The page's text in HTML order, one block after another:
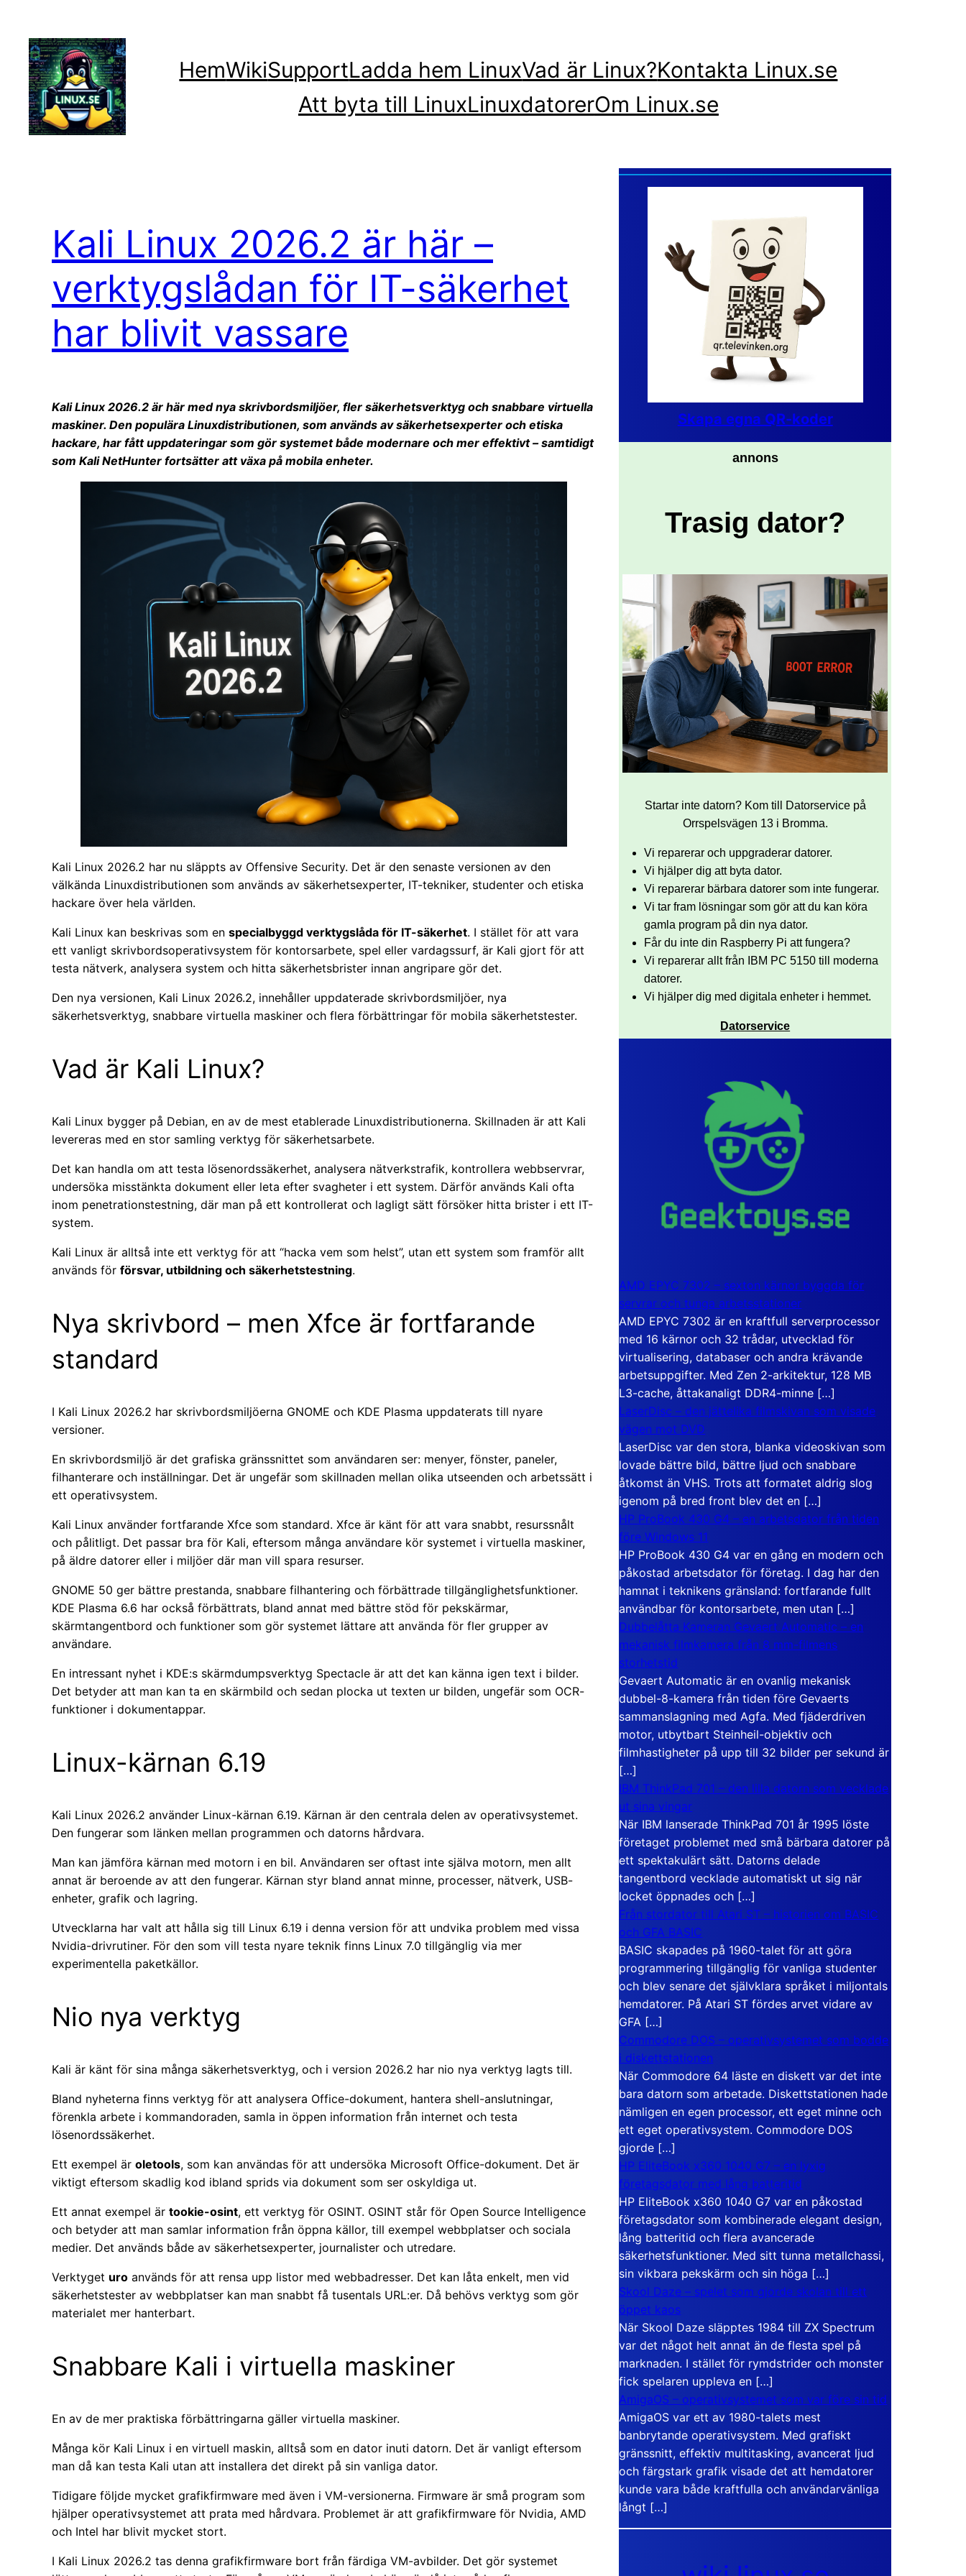
innehåll
HemWikiSupportLadda hem LinuxVad är Linux?Kontakta Linux.se
Att byta till LinuxLinuxdatorerOm Linux.se
Kali Linux 2026.2 är här –
verktygslådan för IT-säkerhet
har blivit vassare
Kali Linux 2026.2 är här med nya skrivbordsmiljöer, fler säkerhetsverktyg och snabbare virtuella
maskiner. Den populära Linuxdistributionen, som används av säkerhetsexperter och etiska
hackare, har fått uppdateringar som gör systemet både modernare och mer effektivt – samtidigt
som Kali NetHunter fortsätter att växa på mobila enheter.
Kali Linux 2026.2 har nu släppts av Offensive Security. Det är den senaste versionen av den
välkända Linuxdistributionen som används av säkerhetsexperter, IT-tekniker, studenter och etiska
hackare över hela världen.
Kali Linux kan beskrivas som en specialbyggd verktygslåda för IT-säkerhet. I stället för att vara
ett vanligt skrivbordsoperativsystem för kontorsarbete, spel eller vardagssurf, är Kali gjort för att
testa nätverk, analysera system och hitta säkerhetsbrister innan angripare gör det.
Den nya versionen, Kali Linux 2026.2, innehåller uppdaterade skrivbordsmiljöer, nya
säkerhetsverktyg, snabbare virtuella maskiner och flera förbättringar för mobila säkerhetstester.
Vad är Kali Linux?
Kali Linux bygger på Debian, en av de mest etablerade Linuxdistributionerna. Skillnaden är att Kali
levereras med en stor samling verktyg för säkerhetsarbete.
Det kan handla om att testa lösenordssäkerhet, analysera nätverkstrafik, kontrollera webbservrar,
undersöka misstänkta dokument eller leta efter svagheter i ett system. Därför används Kali ofta
inom penetrationstestning, där man på ett kontrollerat och lagligt sätt försöker hitta brister i ett IT-
system.
Kali Linux är alltså inte ett verktyg för att “hacka vem som helst”, utan ett system som framför allt
används för försvar, utbildning och säkerhetstestning.
Nya skrivbord – men Xfce är fortfarande
standard
I Kali Linux 2026.2 har skrivbordsmiljöerna GNOME och KDE Plasma uppdaterats till nyare
versioner.
En skrivbordsmiljö är det grafiska gränssnittet som användaren ser: menyer, fönster, paneler,
filhanterare och inställningar. Det är ungefär som skillnaden mellan olika utseenden och arbetssätt i
ett operativsystem.
Kali Linux använder fortfarande Xfce som standard. Xfce är känt för att vara snabbt, resurssnålt
och pålitligt. Det passar bra för Kali, eftersom många användare kör systemet i virtuella maskiner,
på äldre datorer eller i miljöer där man vill spara resurser.
GNOME 50 ger bättre prestanda, snabbare filhantering och förbättrade tillgänglighetsfunktioner.
KDE Plasma 6.6 har också förbättrats, bland annat med bättre stöd för pekskärmar,
skärmtangentbord och funktioner som gör systemet lättare att använda för fler grupper av
användare.
En intressant nyhet i KDE:s skärmdumpsverktyg Spectacle är att det kan känna igen text i bilder.
Det betyder att man kan ta en skärmbild och sedan plocka ut texten ur bilden, ungefär som OCR-
funktioner i dokumentappar.
Linux-kärnan 6.19
Kali Linux 2026.2 använder Linux-kärnan 6.19. Kärnan är den centrala delen av operativsystemet.
Den fungerar som länken mellan programmen och datorns hårdvara.
Man kan jämföra kärnan med motorn i en bil. Användaren ser oftast inte själva motorn, men allt
annat är beroende av att den fungerar. Kärnan styr bland annat minne, processer, nätverk, USB-
enheter, grafik och lagring.
Utvecklarna har valt att hålla sig till Linux 6.19 i denna version för att undvika problem med vissa
Nvidia-drivrutiner. För den som vill testa nyare teknik finns Linux 7.0 tillgänglig via mer
experimentella paketkällor.
Nio nya verktyg
Kali är känt för sina många säkerhetsverktyg, och i version 2026.2 har nio nya verktyg lagts till.
Bland nyheterna finns verktyg för att analysera Office-dokument, hantera shell-anslutningar,
förenkla arbete i kommandoraden, samla in öppen information från internet och testa
lösenordssäkerhet.
Ett exempel är oletools, som kan användas för att undersöka Microsoft Office-dokument. Det är
viktigt eftersom skadlig kod ibland sprids via dokument som ser oskyldiga ut.
Ett annat exempel är tookie-osint, ett verktyg för OSINT. OSINT står för Open Source Intelligence
och betyder att man samlar information från öppna källor, till exempel webbplatser och sociala
medier. Det används både av säkerhetsexperter, journalister och utredare.
Verktyget uro används för att rensa upp listor med webbadresser. Det kan låta enkelt, men vid
säkerhetstester av webbplatser kan man snabbt få tusentals URL:er. Då behövs verktyg som gör
materialet mer hanterbart.
Snabbare Kali i virtuella maskiner
En av de mer praktiska förbättringarna gäller virtuella maskiner.
Många kör Kali Linux i en virtuell maskin, alltså som en dator inuti datorn. Det är vanligt eftersom
man då kan testa Kali utan att installera det direkt på sin vanliga dator.
Tidigare följde mycket grafikfirmware med även i VM-versionerna. Firmware är små program som
hjälper operativsystemet att prata med hårdvara. Problemet är att grafikfirmware för Nvidia, AMD
och Intel har blivit mycket stort.
I Kali Linux 2026.2 tas denna grafikfirmware bort från färdiga VM-avbilder. Det gör systemet
Skapa egna QR-koder
annons
Trasig dator?
Startar inte datorn? Kom till Datorservice på
Orrspelsvägen 13 i Bromma.
Vi reparerar och uppgraderar datorer.
Vi hjälper dig att byta dator.
Vi reparerar bärbara datorer som inte fungerar.
Vi tar fram lösningar som gör att du kan köra
gamla program på din nya dator.
Får du inte din Raspberry Pi att fungera?
Vi reparerar allt från IBM PC 5150 till moderna
datorer.
Vi hjälper dig med digitala enheter i hemmet.
Datorservice
AMD EPYC 7302 – sexton kärnor byggda för
servrar och tunga arbetsstationer
AMD EPYC 7302 är en kraftfull serverprocessor
med 16 kärnor och 32 trådar, utvecklad för
virtualisering, databaser och andra krävande
arbetsuppgifter. Med Zen 2-arkitektur, 128 MB
L3-cache, åttakanaligt DDR4-minne […]
LaserDisc – den jättelika filmskivan som visade
vägen mot DVD
LaserDisc var den stora, blanka videoskivan som
lovade bättre bild, bättre ljud och snabbare
åtkomst än VHS. Trots att formatet aldrig slog
igenom på bred front blev det en […]
HP ProBook 430 G4 – en arbetsdator från tiden
före Windows 11
HP ProBook 430 G4 var en gång en modern och
påkostad arbetsdator för företag. I dag har den
hamnat i teknikens gränsland: fortfarande fullt
användbar för kontorsarbete, men utan […]
Dubbelåtta Kameran Gevaert Automatic – en
mekanisk filmkamera från 8 mm-filmens
storhetstid
Gevaert Automatic är en ovanlig mekanisk
dubbel-8-kamera från tiden före Gevaerts
sammanslagning med Agfa. Med fjäderdriven
motor, utbytbart Steinheil-objektiv och
filmhastigheter på upp till 32 bilder per sekund är
[…]
IBM ThinkPad 701 – den lilla datorn som vecklade
ut sina vingar
När IBM lanserade ThinkPad 701 år 1995 löste
företaget problemet med små bärbara datorer på
ett spektakulärt sätt. Datorns delade
tangentbord vecklade automatiskt ut sig när
locket öppnades och […]
Från stordator till Atari ST – historien om BASIC
och GFA BASIC
BASIC skapades på 1960-talet för att göra
programmering tillgänglig för vanliga studenter
och blev senare det självklara språket i miljontals
hemdatorer. På Atari ST fördes arvet vidare av
GFA […]
Commodore DOS – operativsystemet som bodde
i diskettstationen
När Commodore 64 läste en diskett var det inte
bara datorn som arbetade. Diskettstationen hade
nämligen en egen processor, ett eget minne och
ett eget operativsystem. Commodore DOS
gjorde […]
HP EliteBook x360 1040 G7 – en lyxig
företagsdator med lång batteritid
HP EliteBook x360 1040 G7 var en påkostad
företagsdator som kombinerade elegant design,
lång batteritid och flera avancerade
säkerhetsfunktioner. Med sitt tunna metallchassi,
sin vikbara pekskärm och sin höga […]
Skool Daze – spelet som gjorde skolan till ett
öppet kaos
När Skool Daze släpptes 1984 till ZX Spectrum
var det något helt annat än de flesta spel på
marknaden. I stället för rymdstrider och monster
fick spelaren uppleva en […]
AmigaOS – operativsystemet som var före sin tid
AmigaOS var ett av 1980-talets mest
banbrytande operativsystem. Med grafiskt
gränssnitt, effektiv multitasking, avancerat ljud
och färgstark grafik visade det att hemdatorer
kunde vara både kraftfulla och användarvänliga
långt […]